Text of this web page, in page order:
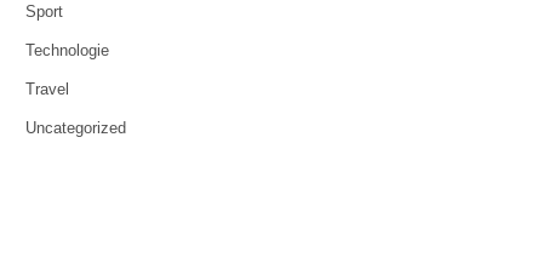
Sport
Technologie
Travel
Uncategorized